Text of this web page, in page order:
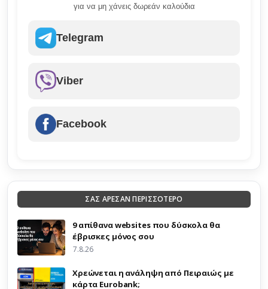
για να μη χάνεις δωρεάν καλούδια
Telegram
Viber
Facebook
ΣΑΣ ΑΡΕΣΑΝ ΠΕΡΙΣΣΟΤΕΡΟ
9 απίθανα websites που δύσκολα θα
έβρισκες μόνος σου
7.8.26
Χρεώνεται η ανάληψη από Πειραιώς με
κάρτα Eurobank;